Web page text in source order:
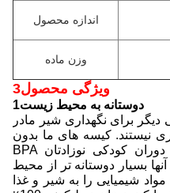
اندازه محصول
وزن ماده
3ویژگی محصول
1دوستانه به محیط زیست
برای نگهداری شیر مادر
نیستند. کیسه های ما بدون
BPA و پلاستیکی می توانند در طول دوران کودکی نوزادتان
بسیار دوستانه تر از محیط
شیمیایی را به شیر و غذا